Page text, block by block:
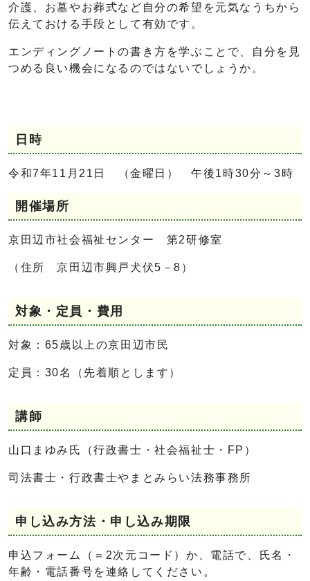
介護、お墓やお葬式など自分の希望を元気なうちから
伝えておける手段として有効です。
エンディングノートの書き方を学ぶことで、自分を見
つめる良い機会になるのではないでしょうか。
日時
令和7年11月21日 （金曜日） 午後1時30分～3時
開催場所
京田辺市社会福祉センター 第2研修室
（住所 京田辺市興戸犬伏5－8）
対象・定員・費用
対象：65歳以上の京田辺市民
定員：30名（先着順とします）
講師
山口まゆみ氏（行政書士・社会福祉士・FP）
司法書士・行政書士やまとみらい法務事務所
申し込み方法・申し込み期限
申込フォーム（＝2次元コード）か、電話で、氏名・
年齢・電話番号を連絡してください。